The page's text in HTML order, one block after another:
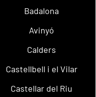
Badalona
Avinyó
Calders
Castellbell i el Vilar
Castellar del Riu